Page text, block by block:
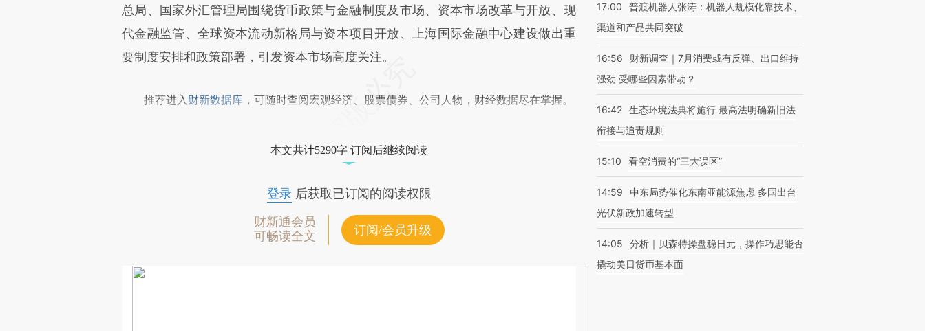
总局、国家外汇管理局围绕货币政策与金融制度及市场、资本市场改革与开放、现
代金融监管、全球资本流动新格局与资本项目开放、上海国际金融中心建设做出重
要制度安排和政策部署，引发资本市场高度关注。
推荐进入 财新数据库 ，可随时查阅宏观经济、股票债券、公司人物，财经数据尽在掌握。
本文共计5290字 订阅后继续阅读
登录后获取已订阅的阅读权限
财新通会员
可畅读全文
订阅/会员升级
17:00
普渡机器人张涛：机器人规模化靠技术、
渠道和产品共同突破
16:56
财新调查｜7月消费或有反弹、出口维持
强劲 受哪些因素带动？
16:42 生态环境法典将施行 最高法明确新旧法
衔接与追责规则
15:10 看空消费的“三大误区”
14:59
中东局势催化东南亚能源焦虑 多国出台
光伏新政加速转型
14:05
分析｜贝森特操盘稳日元，操作巧思能否
撬动美日货币基本面